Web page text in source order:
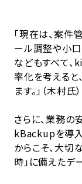
「現在は、案件
ール調整や小
などもすべて
率化を考える
ます。」（木村氏）
さらに、業務
kBackupを導
からこそ、大切
時」に備えたデ